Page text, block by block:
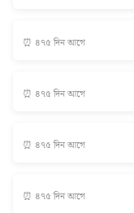
⏰ ৪৭৫ দিন আগে
⏰ ৪৭৫ দিন আগে
⏰ ৪৭৫ দিন আগে
⏰ ৪৭৫ দিন আগে